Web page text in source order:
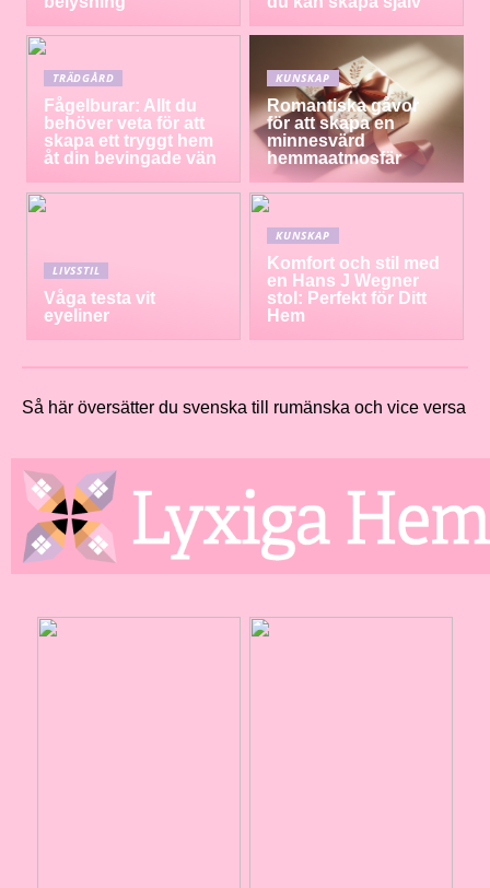
TRÄDGÅRD
Fågelburar: Allt du
behöver veta för att
skapa ett tryggt hem
åt din bevingade vän
KUNSKAP
Romantiska gåvor
för att skapa en
minnesvärd
hemmaatmosfär
LIVSSTIL
Våga testa vit
eyeliner
KUNSKAP
Komfort och stil med
en Hans J Wegner
stol: Perfekt för Ditt
Hem
Så här översätter du svenska till rumänska och vice versa